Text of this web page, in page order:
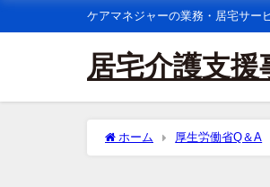
ケアマネジャーの業務・居宅サー
居宅介護支
ホーム 厚生労働省Q＆A
ビスの利用について